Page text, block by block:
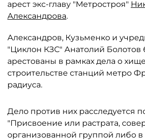
арест экс-главу "Метростроя"
Александрова.
Александров, Кузьменко и
"Циклон КЗС" Анатолий Болотов
арестованы в рамках дела о
строительстве станций метро
радиуса.
Дело против них расследуется
"Присвоение или растрата,
организованной группой либо